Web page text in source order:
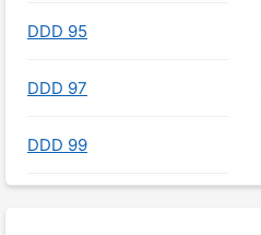
DDD 95
DDD 97
DDD 99